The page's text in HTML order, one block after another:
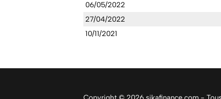
06/05/2022
27/04/2022
10/11/2021